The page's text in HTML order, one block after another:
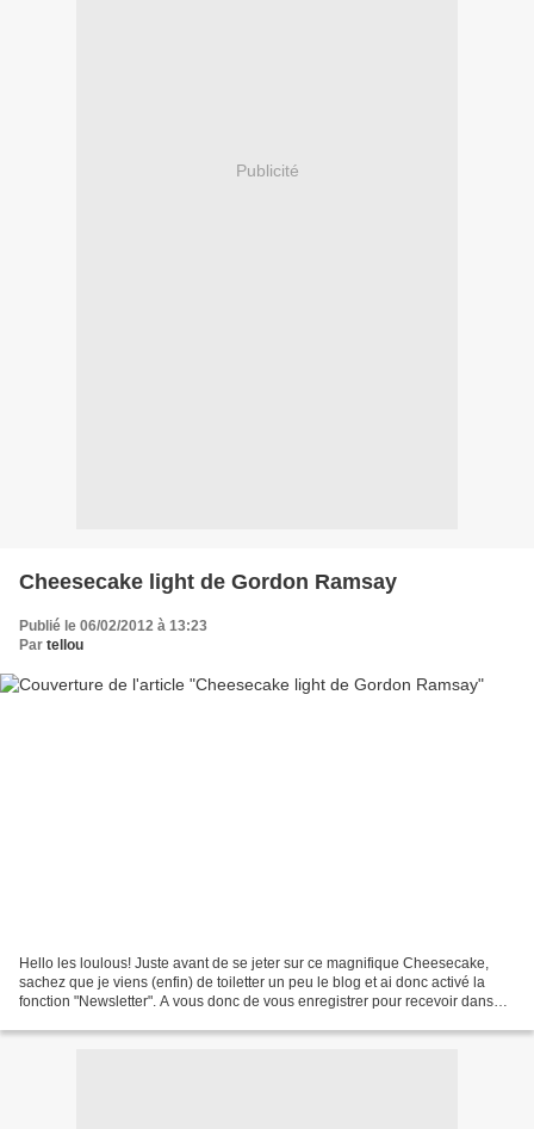
Publicité
Cheesecake light de Gordon Ramsay
Publié le 06/02/2012 à 13:23
Par tellou
Hello les loulous! Juste avant de se jeter sur ce magnifique Cheesecake,
sachez que je viens (enfin) de toiletter un peu le blog et ai donc activé la
fonction "Newsletter". A vous donc de vous enregistrer pour recevoir dans